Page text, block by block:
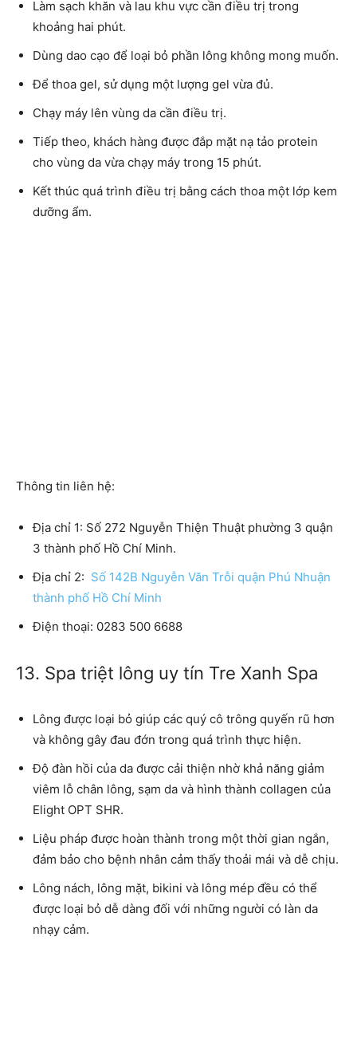
Làm sạch khăn và lau khu vực cần điều trị trong
khoảng hai phút.
Dùng dao cạo để loại bỏ phần lông không mong muốn.
Để thoa gel, sử dụng một lượng gel vừa đủ.
Chạy máy lên vùng da cần điều trị.
Tiếp theo, khách hàng được đắp mặt nạ tảo protein
cho vùng da vừa chạy máy trong 15 phút.
Kết thúc quá trình điều trị bằng cách thoa một lớp kem
dưỡng ẩm.
Thông tin liên hệ:
Địa chỉ 1: Số 272 Nguyễn Thiện Thuật phường 3 quận
3 thành phố Hồ Chí Minh.
Địa chỉ 2: Số 142B Nguyễn Văn Trỗi quận Phú Nhuận
thành phố Hồ Chí Minh
Điện thoại: 0283 500 6688
13. Spa triệt lông uy tín Tre Xanh Spa
Lông được loại bỏ giúp các quý cô trông quyến rũ hơn
và không gây đau đớn trong quá trình thực hiện.
Độ đàn hồi của da được cải thiện nhờ khả năng giảm
viêm lỗ chân lông, sạm da và hình thành collagen của
Elight OPT SHR.
Liệu pháp được hoàn thành trong một thời gian ngắn,
đảm bảo cho bệnh nhân cảm thấy thoải mái và dễ chịu.
Lông nách, lông mặt, bikini và lông mép đều có thể
được loại bỏ dễ dàng đối với những người có làn da
nhạy cảm.